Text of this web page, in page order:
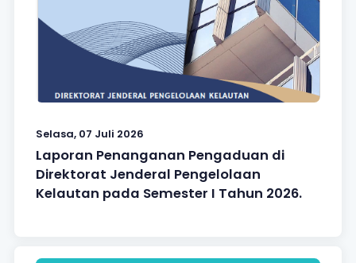
Selasa, 07 Juli 2026
Laporan Penanganan Pengaduan di
Direktorat Jenderal Pengelolaan
Kelautan pada Semester I Tahun 2026.